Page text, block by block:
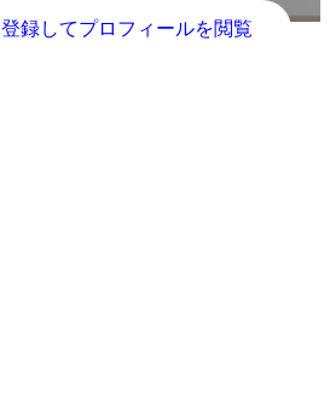
登録してプロフィールを閲覧